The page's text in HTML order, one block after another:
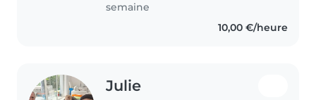
semaine
10,00 €/heure
Julie